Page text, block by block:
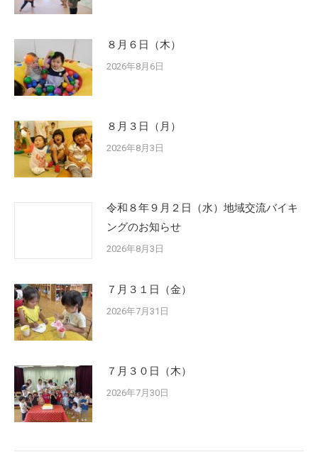
８月６日（木）
2026年8月6日
８月３日（月）
2026年8月3日
令和８年９月２日（水）地域交流バイキ
ングのお知らせ
2026年8月3日
７月３１日（金）
2026年7月31日
７月３０日（木）
2026年7月30日